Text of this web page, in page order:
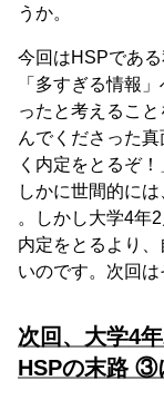
うか。
今回はHSPであ
「多すぎる情報
ったと考えるこ
んでくださった
く内定をとるぞ
しかに世間的に
。しかし大学4年
内定をとるより
いのです。次回は
次回、大学4
HSPの末路 ③